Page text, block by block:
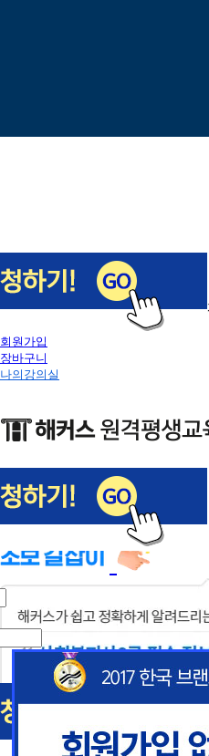
이전
다음
1/5
회원가입
장바구니
나의강의실
해커스편입
사회복지사1급
사회복지사